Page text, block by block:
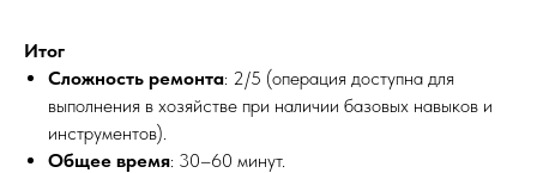
Итог
Сложность ремонта: 2/5 (операция доступна для
выполнения в хозяйстве при наличии базовых навыков и
инструментов).
Общее время: 30–60 минут.